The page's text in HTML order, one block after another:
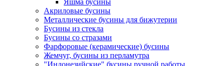
Яшма бусины
Акриловые бусины
Металлические бусины для бижутерии
Бусины из стекла
Бусины со стразами
Фарфоровые (керамические) бусины
Жемчуг, бусины из перламутра